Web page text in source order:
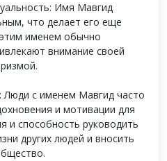
Имя Мавгид
что делает его еще
именем обычно
внимание своей
Люди с именем Мавгид часто
и мотивации для
и способность руководить
других людей и вносить